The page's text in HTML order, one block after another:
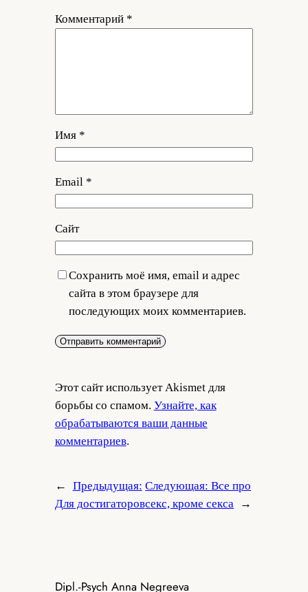
Комментарий *
Имя *
Email *
Сайт
Сохранить моё имя, email и адрес
сайта в этом браузере для
последующих моих комментариев.
Этот сайт использует Akismet для
борьбы со спамом. Узнайте, как
обрабатываются ваши данные
комментариев.
←
Предыдущая:
Для достигаторов
Следующая:Все про
секс, кроме секса
→
Dipl.-Psych Anna Negreeva